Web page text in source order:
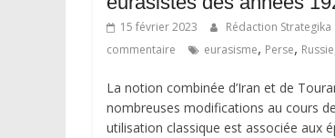
15 février 2023 Rédaction Strategika
commentaire
eurasisme, Perse, Russie
La notion combinée d’Iran et de
nombreuses modifications au cours
utilisation classique est associée aux